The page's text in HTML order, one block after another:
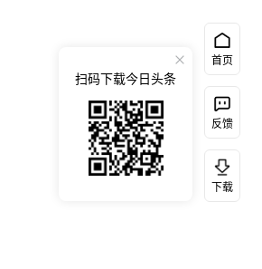
首页
反馈
下载
扫码下载今日头条